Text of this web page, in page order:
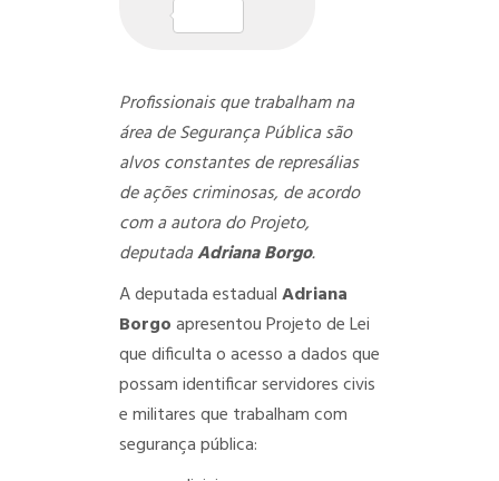
Profissionais que trabalham na
área de Segurança Pública são
alvos constantes de represálias
de ações criminosas, de acordo
com a autora do Projeto,
deputadaAdriana Borgo.
A deputada estadualAdriana
Borgoapresentou Projeto de Lei
que dificulta o acesso a dados que
possam identificar servidores civis
e militares que trabalham com
segurança pública: